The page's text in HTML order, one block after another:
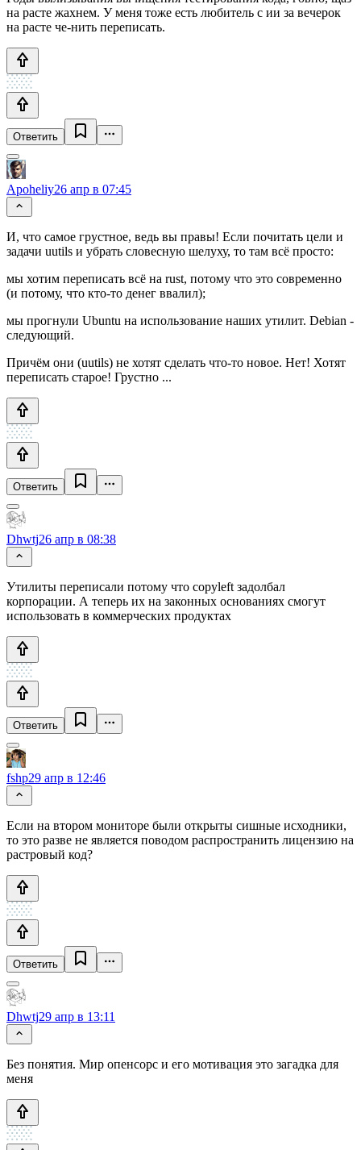
на расте жахнем. У меня тоже есть любитель с ии за вечерок
на расте че-нить переписать.
Ответить
Apoheliy26 апр в 07:45
И, что самое грустное, ведь вы правы! Если почитать цели и
задачи uutils и убрать словесную шелуху, то там всё просто:
мы хотим переписать всё на rust, потому что это современно
(и потому, что кто-то денег ввалил);
мы прогнули Ubuntu на использование наших утилит. Debian -
следующий.
Причём они (uutils) не хотят сделать что-то новое. Нет! Хотят
переписать старое! Грустно ...
Ответить
Dhwtj26 апр в 08:38
Утилиты переписали потому что copyleft задолбал
корпорации. А теперь их на законных основаниях смогут
использовать в коммерческих продуктах
Ответить
fshp29 апр в 12:46
Если на втором мониторе были открыты сишные исходники,
то это разве не является поводом распространить лицензию на
растровый код?
Ответить
Dhwtj29 апр в 13:11
Без понятия. Мир опенсорс и его мотивация это загадка для
меня